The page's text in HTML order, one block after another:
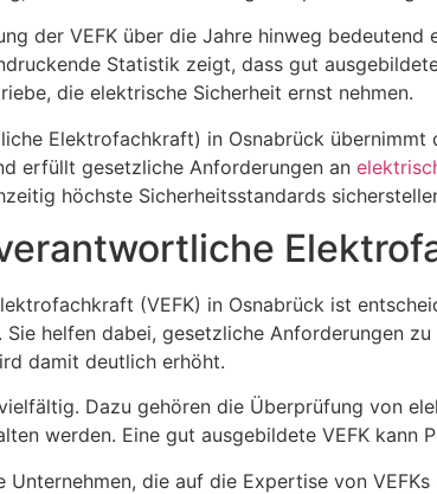
der VEFK über die Jahre hinweg
Statistik zeigt, dass gut
die elektrische Sicherheit ernst nehmen.
Elektrofachkraft) in Osnabrück
erfüllt gesetzliche Anforderungen an
höchste Sicherheitsstandards
(VEFK) in Osnabrück ist
Sie helfen dabei, gesetzliche Anforderungen
damit deutlich erhöht.
Dazu gehören die Überprüfung von
werden. Eine gut ausgebildete VEFK
Unternehmen, die auf die Expertise von